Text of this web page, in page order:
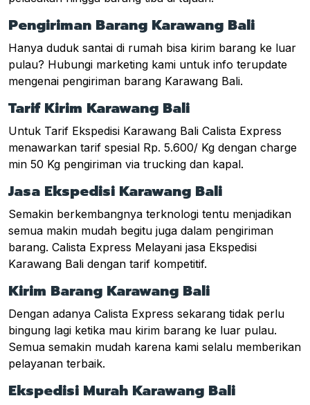
Pengiriman Barang Karawang Bali
Hanya duduk santai di rumah bisa kirim barang ke luar
pulau? Hubungi marketing kami untuk info terupdate
mengenai pengiriman barang Karawang Bali.
Tarif Kirim Karawang Bali
Untuk Tarif Ekspedisi Karawang Bali Calista Express
menawarkan tarif spesial Rp. 5.600/ Kg dengan charge
min 50 Kg pengiriman via trucking dan kapal.
Jasa Ekspedisi Karawang Bali
Semakin berkembangnya terknologi tentu menjadikan
semua makin mudah begitu juga dalam pengiriman
barang. Calista Express Melayani jasa Ekspedisi
Karawang Bali dengan tarif kompetitif.
Kirim Barang Karawang Bali
Dengan adanya Calista Express sekarang tidak perlu
bingung lagi ketika mau kirim barang ke luar pulau.
Semua semakin mudah karena kami selalu memberikan
pelayanan terbaik.
Ekspedisi Murah Karawang Bali